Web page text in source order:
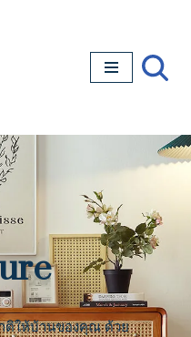
ติให้บ้านของคุณ ด้วย